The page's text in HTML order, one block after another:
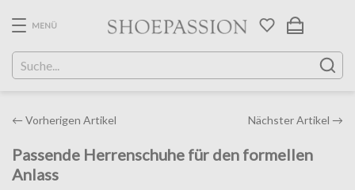
content
MENÜ
Post
← Vorherigen Artikel Nächster Artikel →
Passende Herrenschuhe für den formellen
Anlass